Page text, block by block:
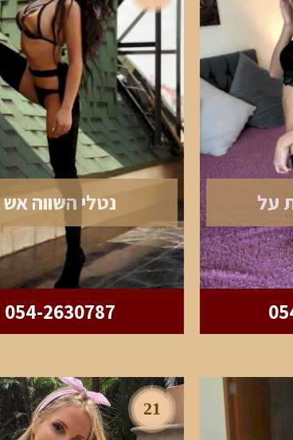
על נטלי השווה אש
054-2630787
21